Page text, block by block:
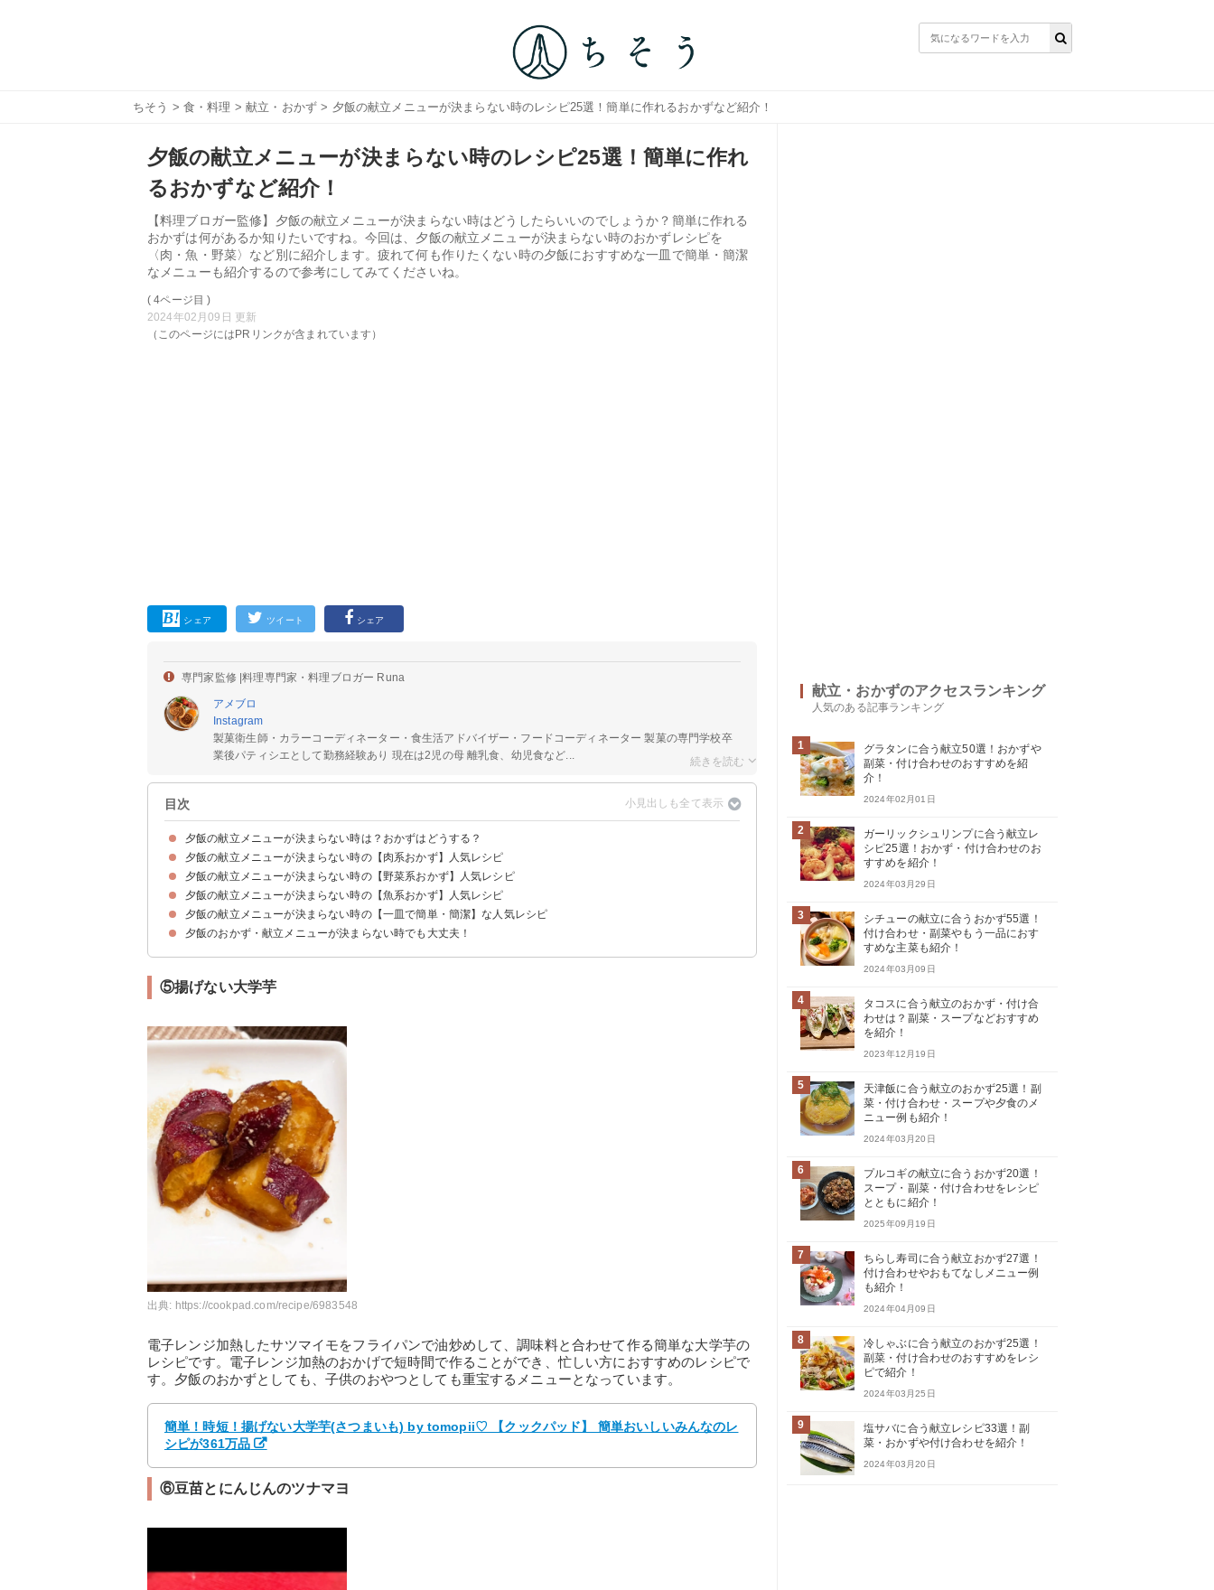
ちそう > 食・料理 >献立・おかず > 夕飯の献立メニューが決まらない時のレシピ25選！簡単に作れるおかずなど紹介！
夕飯の献立メニューが決まらない時のレシピ25選！簡単に作れ
るおかずなど紹介！
【料理ブロガー監修】夕飯の献立メニューが決まらない時はどうしたらいいのでしょうか？簡単に作れる
おかずは何があるか知りたいですね。今回は、夕飯の献立メニューが決まらない時のおかずレシピを
〈肉・魚・野菜〉など別に紹介します。疲れて何も作りたくない時の夕飯におすすめな一皿で簡単・簡潔
なメニューも紹介するので参考にしてみてくださいね。
( 4ページ目 )
2024年02月09日 更新
（このページにはPRリンクが含まれています）
シェア ツイート シェア
専門家監修 |料理専門家・料理ブロガー Runa
アメブロ
Instagram
製菓衛生師・カラーコーディネーター・食生活アドバイザー・フードコーディネーター 製菓の専門学校卒
業後パティシエとして勤務経験あり 現在は2児の母 離乳食、幼児食など...
目次
夕飯の献立メニューが決まらない時は？おかずはどうする？
夕飯の献立メニューを立てるコツ・ポイント
夕飯の献立メニューが決まらない時の【肉系おかず】人気レシピ
①レンジで作るナスの豚肉巻き
②豚こまと大根の煮物
③揚げずに作る酢豚
④焼くだけ簡単タンドリーチキン
⑤デミハンバーグ
⑥絶品鶏キムチ
⑦簡単レンチンシイタケ焼売
⑧電子レンジで作る簡単コロコロハンバーグ
夕飯の献立メニューが決まらない時の【野菜系おかず】人気レシピ
①レンコンの青海苔チーズ焼き
②簡単具沢山八宝菜
③めんつゆで味付けする簡単ナスの煮浸し
④山芋とオクラの梅風味の和え物
⑤揚げない大学芋
⑥豆苗とにんじんのツナマヨ
⑦にんじんとほうれん草のナムル
⑧ナスとチーズのピザ
夕飯の献立メニューが決まらない時の【魚系おかず】人気レシピ
①かつおのカリカリにんにく醤油バター
②帆立の甘辛煮
③ガーリックシュリンプ
④ブリの照り焼き
⑤サバ缶ハンバーグ
夕飯の献立メニューが決まらない時の【一皿で簡単・簡潔】な人気レシピ
①トマトジュースで作る簡単ミートソース
②レンジで作る簡単釜玉うどん
③こってり豚バラ丼
④簡単ずぼら丼
夕飯のおかず・献立メニューが決まらない時でも大丈夫！
⑤揚げない大学芋
出典: https://cookpad.com/recipe/6983548
電子レンジ加熱したサツマイモをフライパンで油炒めして、調味料と合わせて作る簡単な大学芋の
レシピです。電子レンジ加熱のおかげで短時間で作ることができ、忙しい方におすすめのレシピで
す。夕飯のおかずとしても、子供のおやつとしても重宝するメニューとなっています。
簡単！時短！揚げない大学芋(さつまいも) by tomopii♡ 【クックパッド】 簡単おいしいみんなのレ
シピが361万品
⑥豆苗とにんじんのツナマヨ
献立・おかずのアクセスランキング
人気のある記事ランキング
1
グラタンに合う献立50選！おかずや
副菜・付け合わせのおすすめを紹
介！
2024年02月01日
2
ガーリックシュリンプに合う献立レ
シピ25選！おかず・付け合わせのお
すすめを紹介！
2024年03月29日
3
シチューの献立に合うおかず55選！
付け合わせ・副菜やもう一品におす
すめな主菜も紹介！
2024年03月09日
4
タコスに合う献立のおかず・付け合
わせは？副菜・スープなどおすすめ
を紹介！
2023年12月19日
5
天津飯に合う献立のおかず25選！副
菜・付け合わせ・スープや夕食のメ
ニュー例も紹介！
2024年03月20日
6
プルコギの献立に合うおかず20選！
スープ・副菜・付け合わせをレシピ
とともに紹介！
2025年09月19日
7
ちらし寿司に合う献立おかず27選！
付け合わせやおもてなしメニュー例
も紹介！
2024年04月09日
8
冷しゃぶに合う献立のおかず25選！
副菜・付け合わせのおすすめをレシ
ピで紹介！
2024年03月25日
9
塩サバに合う献立レシピ33選！副
菜・おかずや付け合わせを紹介！
2024年03月20日